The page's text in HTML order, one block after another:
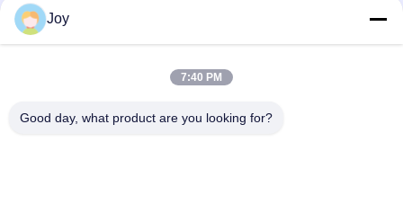
প্রসারিত টাইপ কনটেইনার রিচ স্ট্যাকার ISO 20'-40' কনটেইনার হ্যান্ডলিং জন্য
পারফরম্যান্স গ্যারান্টিযুক্ত কন্টেইনার রিচ স্ট্যাকার Cummins QSM11-330 ইঞ্জিন
প্রয়োজনের জন্য
Joy
7:40 PM
Good day, what product are you looking for?